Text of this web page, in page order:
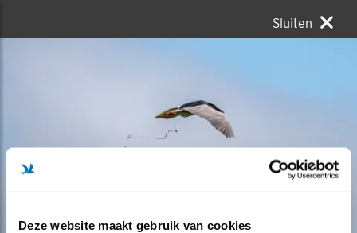
Deze website maakt gebruik van cookies
Sluiten